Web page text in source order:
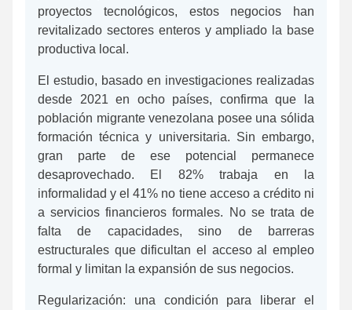
proyectos tecnológicos, estos negocios han
revitalizado sectores enteros y ampliado la base
productiva local.
El estudio, basado en investigaciones realizadas
desde 2021 en ocho países, confirma que la
población migrante venezolana posee una sólida
formación técnica y universitaria. Sin embargo,
gran parte de ese potencial permanece
desaprovechado. El 82% trabaja en la
informalidad y el 41% no tiene acceso a crédito ni
a servicios financieros formales. No se trata de
falta de capacidades, sino de barreras
estructurales que dificultan el acceso al empleo
formal y limitan la expansión de sus negocios.
Regularización: una condición para liberar el